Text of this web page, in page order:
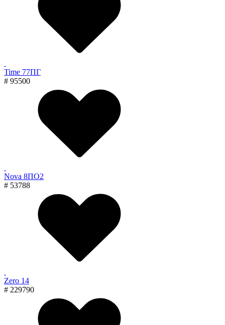
Time 77ПГ
# 95500
Nova 8ПО2
# 53788
Zero 14
# 229790